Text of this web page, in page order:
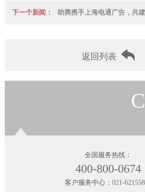
下一个新闻： 助腾携手上海电通广告，共
返回列表
全国服务热线：
400-800-0674
客户服务中心： 021-